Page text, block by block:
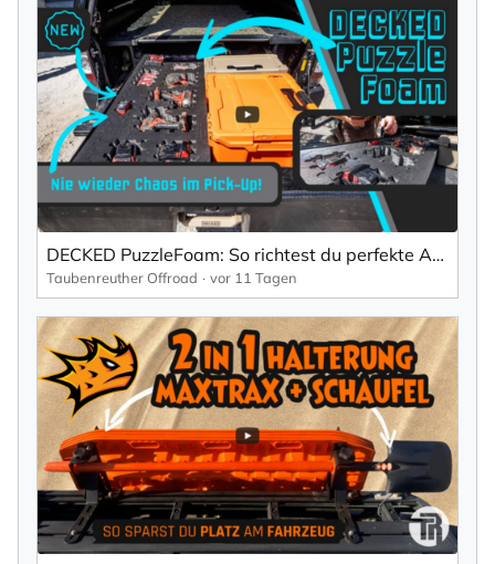
DECKED PuzzleFoam: So richtest du perfekte Aufbewahrung für Werkzeug & Gear ein!
Taubenreuther Offroad vor 11 Tagen